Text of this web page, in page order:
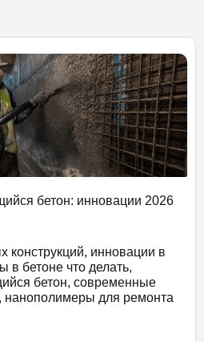
бетон: инновации 2026
конструкций, инновации в
в бетоне что делать,
бетон, современные
нанополимеры для ремонта